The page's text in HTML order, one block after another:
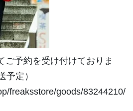
ご予約を受け付けておりま
予定）
freaksstore/goods/83244210/